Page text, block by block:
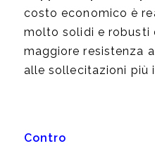
costo economico è
molto solidi e robusti
maggiore resistenza
alle sollecitazioni più
Contro